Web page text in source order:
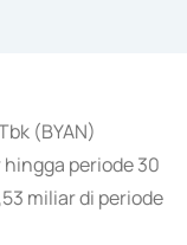
(BYAN)
periode 30
miliar di periode